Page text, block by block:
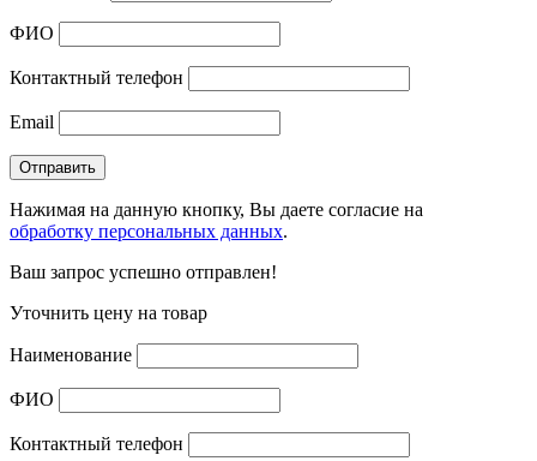
ФИО
Контактный телефон
Email
Нажимая на данную кнопку, Вы даете согласие на
обработку персональных данных.
Ваш запрос успешно отправлен!
Уточнить цену на товар
Наименование
ФИО
Контактный телефон